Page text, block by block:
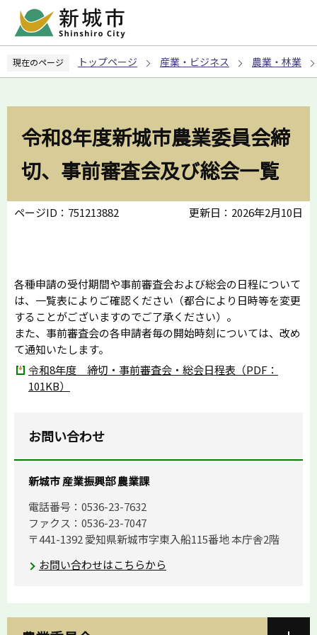
ペ
の
現在のページ トップページ 産業・ビジネス 農業・林業
令和8年度新城市農業委員会締
切、事前審査会及び総会一覧
ページID：751213882 更新日：2026年2月10日
各種申請の受付期間や事前審査会および総会の日程について
は、一覧表によりご確認ください（都合により日時等を変更
することがございますのでご了承ください）。
また、事前審査会の各申請者毎の開始時刻については、改め
て通知いたします。
令和8年度 締切・事前審査会・総会日程表（PDF：
101KB）
お問い合わせ
新城市 産業振興部 農業課
電話番号：0536-23-7632
ファクス：0536-23-7047
〒441-1392 愛知県新城市字東入船115番地 本庁舎2階
お問い合わせはこちらから